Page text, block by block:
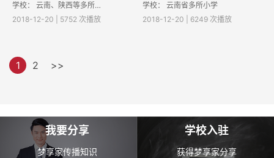
学校： 云南、陕西等多所小学
2018-12-20 | 5752 次播放
学校： 云南省多所小学
2018-12-20 | 6249 次播放
1 2 >>
我要分享
梦享家传播知识
学校入驻
获得梦享家分享